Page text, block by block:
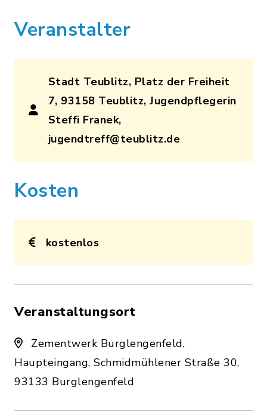
Veranstalter
Stadt Teublitz, Platz der Freiheit
7, 93158 Teublitz, Jugendpflegerin
Steffi Franek,
jugendtreff@teublitz.de
Kosten
kostenlos
Veranstaltungsort
Zementwerk Burglengenfeld,
Haupteingang, Schmidmühlener Straße 30,
93133 Burglengenfeld